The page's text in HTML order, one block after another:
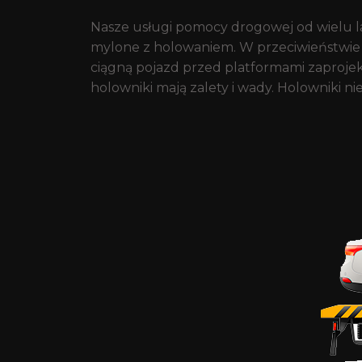
Nasze usługi pomocy drogowej od wielu
mylone z holowaniem. W
ciągną pojazd przed platformami
holowniki mają zalety i wady. Holowniki